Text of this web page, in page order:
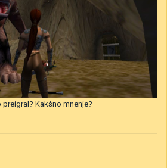
Kakšno mnenje?